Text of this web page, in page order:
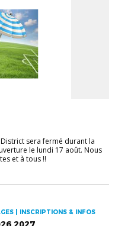
sera fermé durant la
le lundi 17 août. Nous
et à tous !!
| INSCRIPTIONS & INFOS